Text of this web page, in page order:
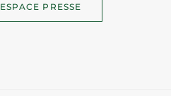
ESPACE PRESSE